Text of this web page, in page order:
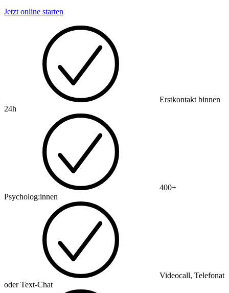
Jetzt online starten
Erstkontakt binnen
24h
400+
Psycholog:innen
Videocall, Telefonat
oder Text-Chat